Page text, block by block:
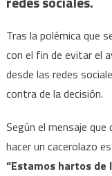
Tras la polémica que
con el fin de evitar el
desde las redes
contra de la decisión.
Según el mensaje
hacer un cacerolazo
“Estamos hartos